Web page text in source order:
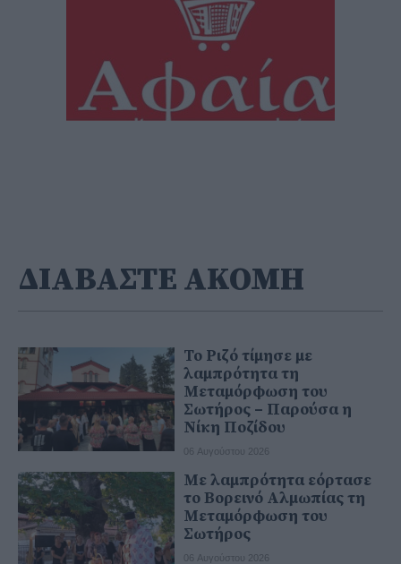
ΔΙΑΒΑΣΤΕ ΑΚΟΜΗ
Το Ριζό τίμησε με
λαμπρότητα τη
Μεταμόρφωση του
Σωτήρος – Παρούσα η
Νίκη Ποζίδου
06 Αυγούστου 2026
Με λαμπρότητα εόρτασε
το Βορεινό Αλμωπίας τη
Μεταμόρφωση του
Σωτήρος
06 Αυγούστου 2026